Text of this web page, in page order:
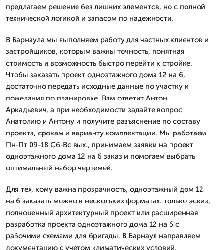
предлагаем решение без лишних элементов, но с полной
технической логикой и запасом по надежности.
В Барнаула мы выполняем работу для частных клиентов и
застройщиков, которым важны точность, понятная
стоимость и возможность быстро перейти к стройке.
Чтобы заказать проект одноэтажного дома 12 на 6,
достаточно передать исходные данные по участку и
пожелания по планировке. Вам ответит Антон
Аркадьевич, а при необходимости задайте вопрос
Анатолию и Антону и получите разъяснение по составу
проекта, срокам и варианту комплектации. Мы работаем
Пн-Пт 09-18 Сб-Вс вых., принимаем заявки на проект
одноэтажного дома 12 на 6 заказ и помогаем выбрать
оптимальный набор чертежей.
Для тех, кому важна прозрачность, одноэтажный дом 12
на 6 заказать можно в нескольких форматах: только эскиз,
полноценный архитектурный проект или расширенная
разработка проекта одноэтажного дома 12 на 6 с
рабочими схемами для бригады. В Барнаул направляем
документацию с учетом климатических условий,